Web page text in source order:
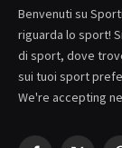
Benvenuti su
riguarda lo sport!
di sport, dove
sui tuoi sport
We're accepting